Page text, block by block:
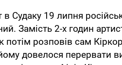
Судаку 19 липня
Замість 2-х годин
потім розповів сам
довелося перервати